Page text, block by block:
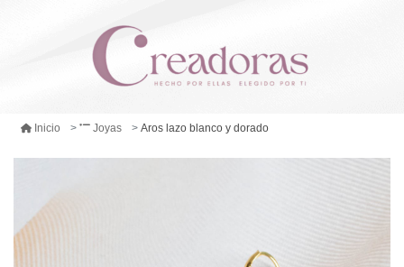
Inicio Joyas Aros lazo blanco y dorado